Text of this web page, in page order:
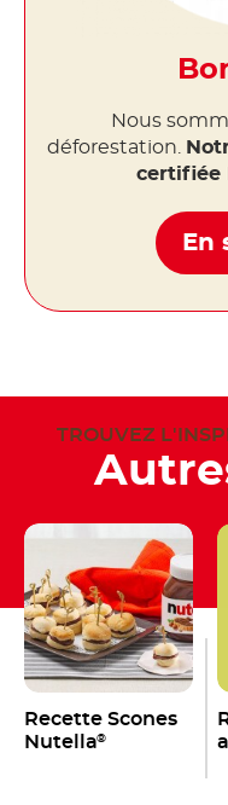
Nous
déforestation.
certifiée
En
TROUVEZ
Recette Scones
Nutella®